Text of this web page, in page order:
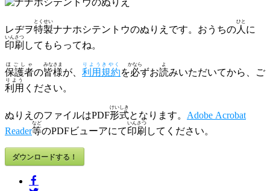
レヂヲ特製
とくせい
ナナホシテントウのぬりえです。おうちの人
ひと
に
印刷
いんさつ
してもらってね。
保護者
ほごしゃ
の皆様
みなさま
が、 利用規約
りようきやく
を必
かなら
ずお読
よ
みいただいてから、ご
利用
りよう
ください。
ぬりえのファイルはPDF形式
けいしき
となります。 Adobe Acrobat
Reader等
など
のPDFビューアにて印刷
いんさつ
してください。
ダウンロードする！